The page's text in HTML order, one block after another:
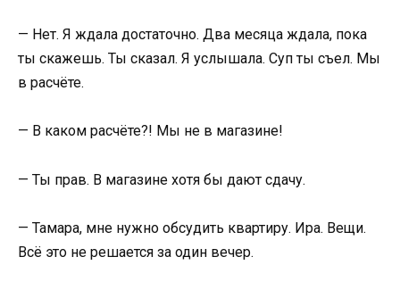
— Нет. Я ждала достаточно. Два месяца ждала, пока
ты скажешь. Ты сказал. Я услышала. Суп ты съел. Мы
в расчёте.
— В каком расчёте?! Мы не в магазине!
— Ты прав. В магазине хотя бы дают сдачу.
— Тамара, мне нужно обсудить квартиру. Ира. Вещи.
Всё это не решается за один вечер.